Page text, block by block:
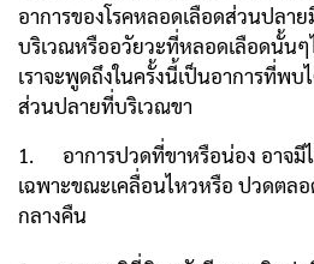
อาการของโรคหลอดเลือดส่วนปลา
บริเวณหรืออวัยวะที่หลอดเลือดนั้นๆ
เราจะพูดถึงในครั้งนี้เป็นอาการที่พ
ส่วนปลายที่บริเวณขา
1. อาการปวดที่ขาหรือน่อง อาจมี
เฉพาะขณะเคลื่อนไหวหรือ ปวดตลอ
กลางคืน